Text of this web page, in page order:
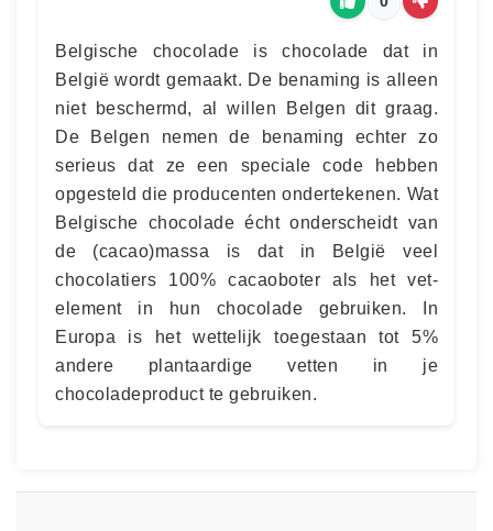
Belgische chocolade is chocolade dat in
België wordt gemaakt. De benaming is alleen
niet beschermd, al willen Belgen dit graag.
De Belgen nemen de benaming echter zo
serieus dat ze een speciale code hebben
opgesteld die producenten ondertekenen. Wat
Belgische chocolade écht onderscheidt van
de (cacao)massa is dat in België veel
chocolatiers 100% cacaoboter als het vet-
element in hun chocolade gebruiken. In
Europa is het wettelijk toegestaan tot 5%
andere plantaardige vetten in je
chocoladeproduct te gebruiken.